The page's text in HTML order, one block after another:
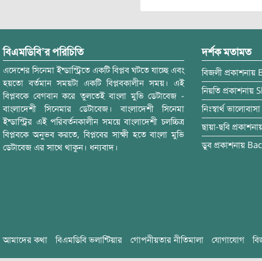
বিএমডিবি’র পরিচিতি
এদেশের সিনেমা ইন্ডাস্ট্রিতে একটি বিপ্লব ঘটতে যাচ্ছে এবং
হয়তো বর্তমান সময়টা একটি বিপ্লবকালীন সময়। এই
বিপ্লবকে বেগবান করে তুলতেই বাংলা মুভি ডেটাবেজ -
বাংলাদেশী সিনেমার ডেটাবেজ। বাংলাদেশী সিনেমা
ইন্ডাস্ট্রির এই পরিবর্তনকালীন সময়ে বাংলাদেশী চলচ্চিত্র
বিপ্লবকে অনুভব করতে, বিপ্লবের সাক্ষী হতে বাংলা মুভি
ডেটাবেজ এর সাথে থাকুন। ধন্যবাদ।
দর্শক মতামত
বিজলী প্রকাশনায়
নিয়তি প্রকাশনায়
নিঃস্বার্থ ভালোবাসা
ছায়া-ছবি
ডুব প্রকাশনায়
আমাদের কথা বিএমডিবি ভলান্টিয়ার গোপনীয়তার নীতিমালা যোগাযোগ